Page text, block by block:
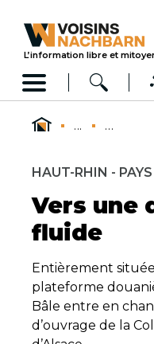
L’information libre et
... ...
HAUT-RHIN -
Vers une
fluide
Entièrement
plateforme
Bâle entre en
d’ouvrage de la